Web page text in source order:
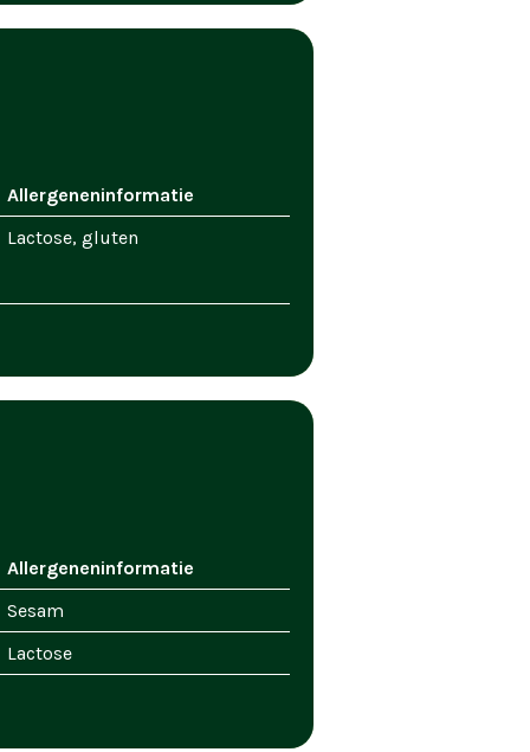
Allergeneninformatie
Lactose, gluten
Allergeneninformatie
Sesam
Lactose